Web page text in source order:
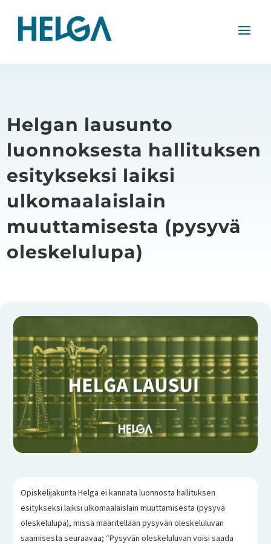
Helgan lausunto
luonnoksesta hallituksen
esitykseksi laiksi
ulkomaalaislain
muuttamisesta (pysyvä
oleskelulupa)
Opiskelijakunta Helga ei kannata luonnosta hallituksen
esitykseksi laiksi ulkomaalaislain muuttamisesta (pysyvä
oleskelulupa), missä määritellään pysyvän oleskeluluvan
saamisesta seuraavaa; “Pysyvän oleskeluluvan voisi saada